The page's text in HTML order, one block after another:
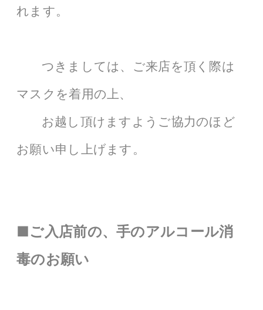
れます。
つきましては、ご来店を頂く際は
マスクを着用の上、
お越し頂けますようご協力のほど
お願い申し上げます。
■ご入店前の、手のアルコール消
毒のお願い